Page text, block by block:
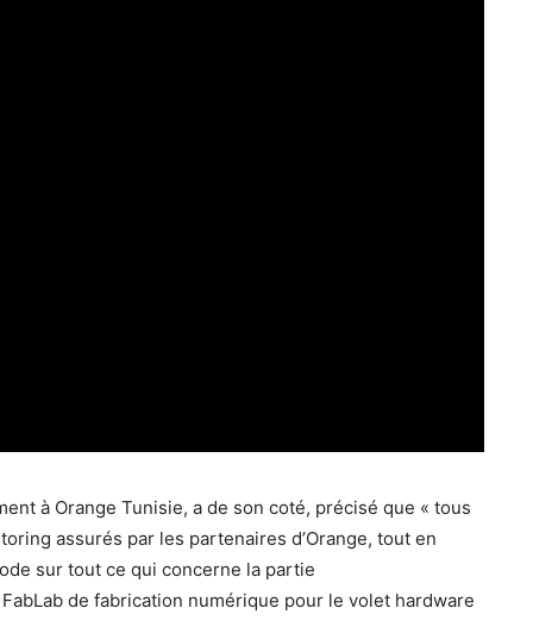
à Orange Tunisie, a de son coté, précisé que « tous
assurés par les partenaires d’Orange, tout en
sur tout ce qui concerne la partie
de fabrication numérique pour le volet hardware